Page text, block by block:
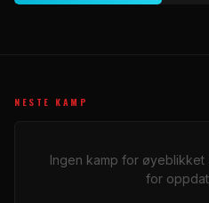
NESTE KAMP
Ingen kamp for øyeblikket
for